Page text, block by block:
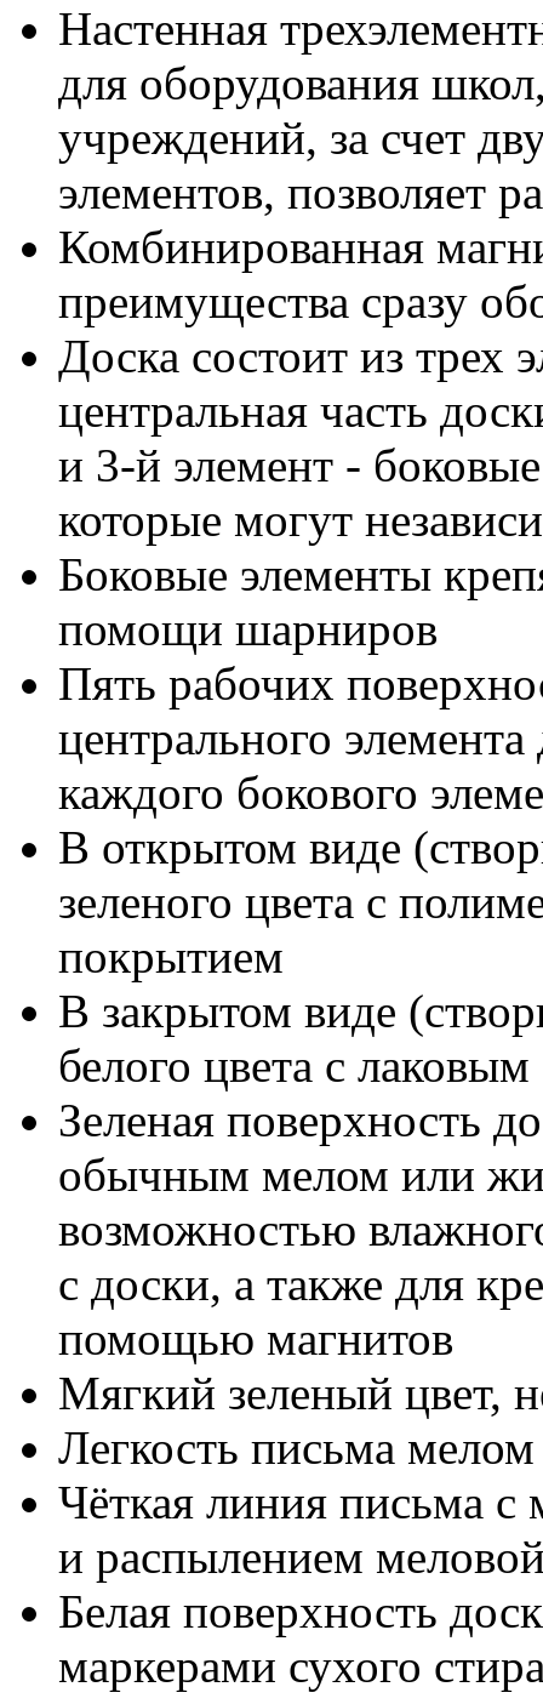
Настенная
для оборудования
учреждений, за счет
элементов, позволяет
Комбинированная
преимущества сразу
Доска состоит из трех
центральная часть
и 3-й элемент -
которые могут
Боковые элементы
помощи шарниров
Пять рабочих
центрального
каждого бокового
В открытом виде
зеленого цвета с
покрытием
В закрытом виде
белого цвета с
Зеленая поверхность
обычным мелом или
возможностью
с доски, а также для
помощью магнитов
Мягкий зеленый цвет,
Легкость письма
Чёткая линия письма
и распылением
Белая поверхность
маркерами сухого